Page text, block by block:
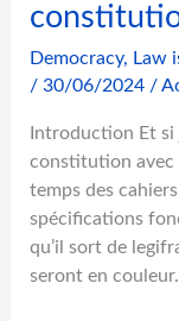
t
i
o
Democracy, Law
/30/06/2024 /
Introduction Et si
constitution avec
temps des
spécifications
qu’il sort de
seront en